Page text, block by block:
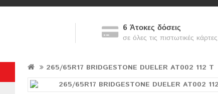
6 Άτοκες δόσεις
σε όλες τις πιστωτικές κάρτες
265/65R17 BRIDGESTONE DUELER AT002 112 T